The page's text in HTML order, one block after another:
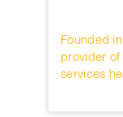
Founded
provider of
services